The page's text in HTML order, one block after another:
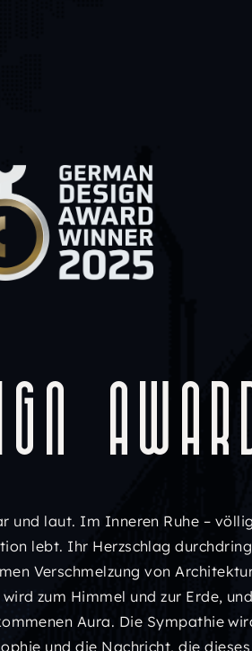
und laut. Im Inneren Ruhe –
lebt. Ihr Herzschlag
Verschmelzung von
zum Himmel und zur Erde,
Aura. Die Sympathie
und die Nachricht, die